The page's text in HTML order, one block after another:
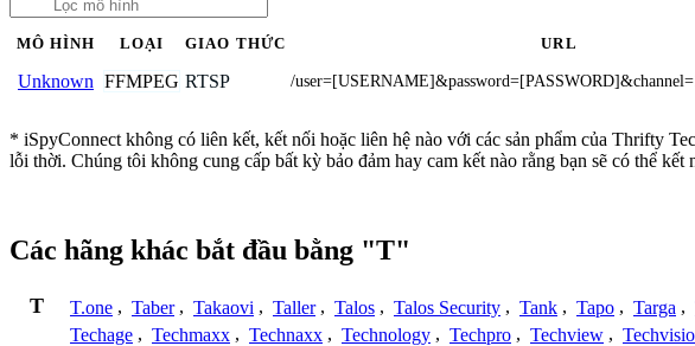
MÔ HÌNH LOẠI GIAO THỨC URL
Unknown FFMPEG RTSP /
* iSpyConnect không có liên kết, kết nối hoặc liên hệ nào với các sản phẩm của Thrifty
lỗi thời. Chúng tôi không cung cấp bất kỳ bảo đảm hay cam kết nào rằng bạn sẽ có thể
Các hãng khác bắt đầu bằng "T"
T T.one , Taber , Takaovi , Taller , Talos , Talos Security , Tank , Tapo , Targa ,
Techage , Techmaxx , Technaxx , Technology , Techpro , Techview ,